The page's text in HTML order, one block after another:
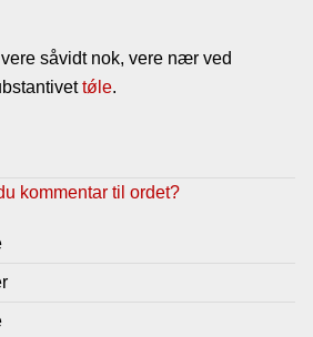
såvidt nok, vere nær ved
tǿle.
kommentar til ordet?